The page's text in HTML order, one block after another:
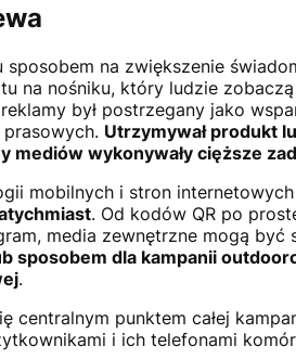
na zwiększenie
na nośniku, który ludzie
był postrzegany jako
Utrzymywał produkt
mediów wykonywały cięższe
mobilnych i stron internetowych
. Od kodów QR po
media zewnętrzne mogą być
sposobem dla kampanii
.
centralnym punktem całej
i ich telefonami